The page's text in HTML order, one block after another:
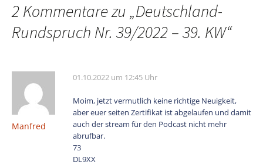
2 Kommentare zu „Deutschland-
Rundspruch Nr. 39/2022 – 39. KW“
Manfred
01.10.2022 um 12:45 Uhr
Moim, jetzt vermutlich keine richtige Neuigkeit,
aber euer seiten Zertifikat ist abgelaufen und damit
auch der stream für den Podcast nicht mehr
abrufbar.
73
DL9XX